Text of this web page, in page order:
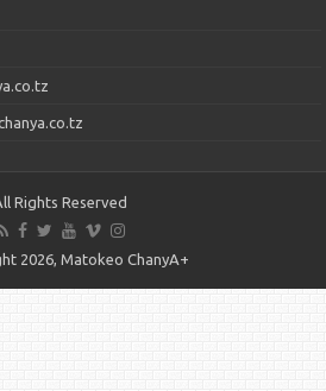
Rights Reserved
2026, Matokeo ChanyA+